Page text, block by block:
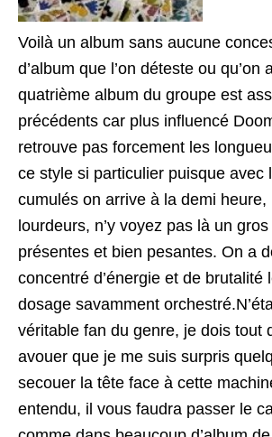
Voilà un album sans aucune
d’album que l’on déteste ou qu’on
quatrième album du groupe est
précédents car plus influencé
retrouve pas forcement les
ce style si particulier puisque avec
cumulés on arrive à la demi heure,
lourdeurs, n’y voyez pas là un
présentes et bien pesantes. On a
concentré d’énergie et de brutalité
dosage savamment
véritable fan du genre, je dois tout
avouer que je me suis surpris
secouer la tête face à cette
entendu, il vous faudra passer le